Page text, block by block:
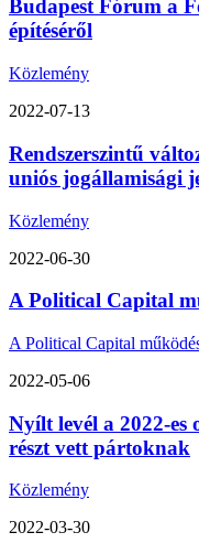
Budapest Fórum a
építéséről
Közlemény
2022-07-13
Rendszerszintű
uniós jogállamisági
Közlemény
2022-06-30
A Political Capital
A Political Capital
2022-05-06
Nyílt levél a 2022-es
részt vett pártoknak
Közlemény
2022-03-30